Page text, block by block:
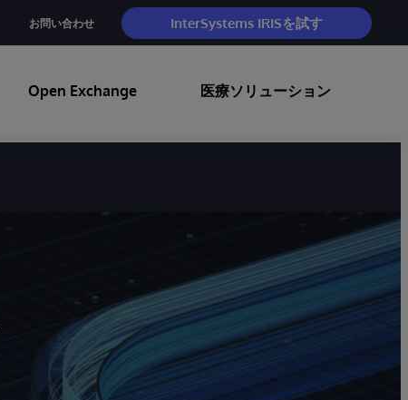
お問い合わせ InterSystems IRISを試す
Open Exchange 医療ソリューション